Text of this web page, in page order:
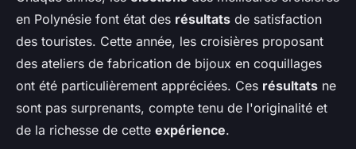
en Polynésie font état des résultats de satisfaction
des touristes. Cette année, les croisières proposant
des ateliers de fabrication de bijoux en coquillages
ont été particulièrement appréciées. Ces résultats ne
sont pas surprenants, compte tenu de l'originalité et
de la richesse de cette expérience.